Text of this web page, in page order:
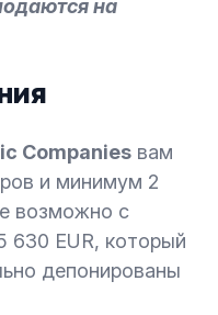
на
Companies вам
и минимум 2
возможно с
630 EUR, который
депонированы